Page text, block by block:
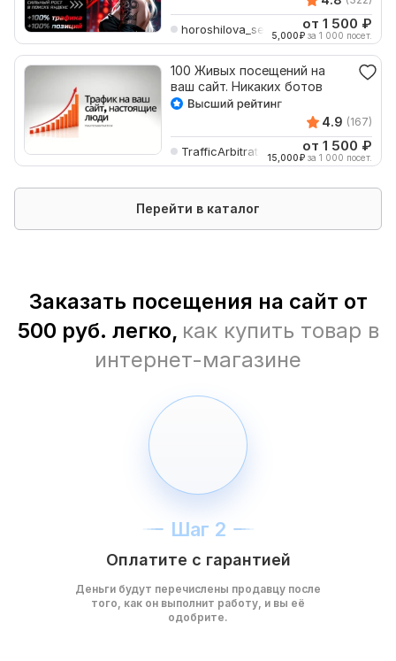
horoshilova_seo от 1 500 ₽
5,000₽ за 1 000 посет.
100 Живых посещений на
ваш сайт. Никаких ботов
4.9 (167)
TrafficArbitration от 1 500 ₽
15,000₽ за 1 000 посет.
Перейти в каталог
Заказать посещения на сайт от
500 руб. легко, как купить товар в
интернет-магазине
Шаг 2
Оплатите с гарантией
Деньги будут перечислены продавцу после
того, как он выполнит работу, и вы её
одобрите.